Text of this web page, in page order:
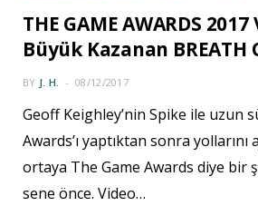
THE GAME AWARDS
Büyük Kazanan BREATH
BY J. H. 08/12/2017
Geoff Keighley’nin Spike ile uzun
Awards’ı yaptıktan sonra yollarını
ortaya The Game Awards diye bir
sene önce. Video…